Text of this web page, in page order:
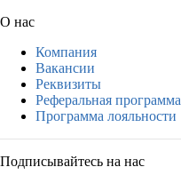
О нас
Компания
Вакансии
Реквизиты
Реферальная программа
Программа лояльности
Подписывайтесь на нас